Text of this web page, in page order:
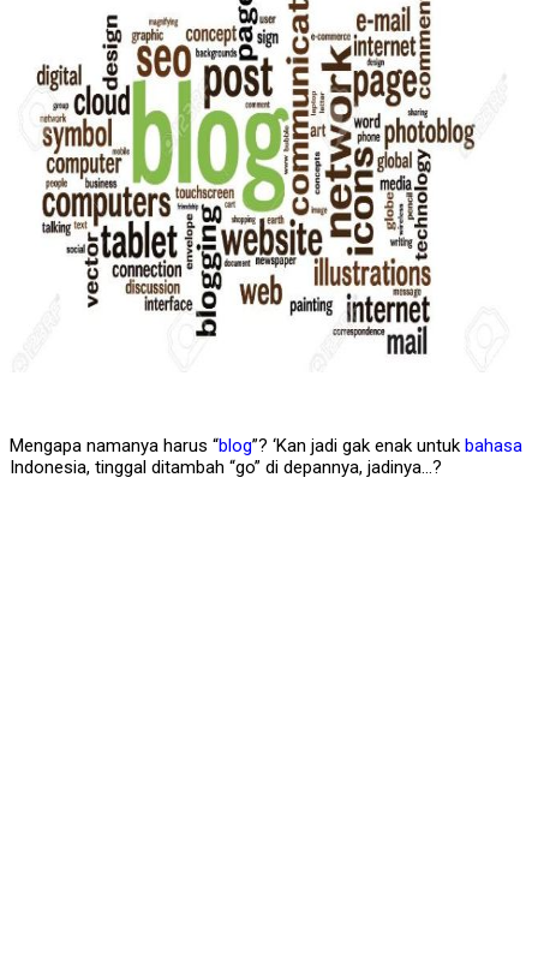
Mengapa namanya harus “blog”? ‘Kan jadi gak enak untuk bahasa
Indonesia, tinggal ditambah “go” di depannya, jadinya…?